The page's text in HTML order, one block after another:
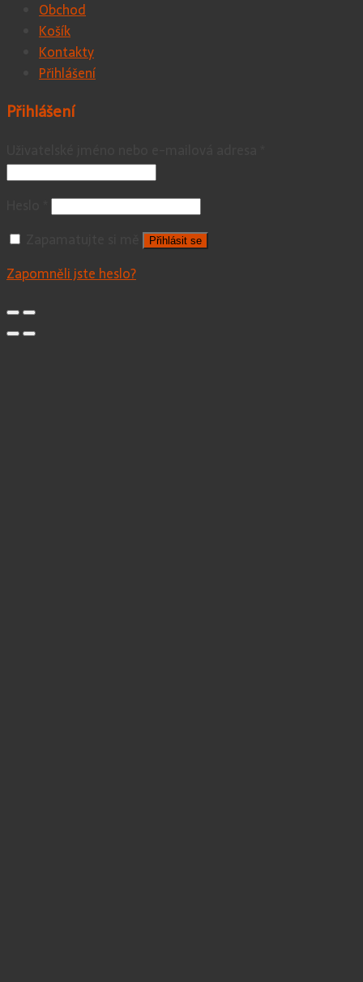
Obchod
Košík
Kontakty
Přihlášení
Přihlášení
Přihlásit se
Zapomněli jste heslo?